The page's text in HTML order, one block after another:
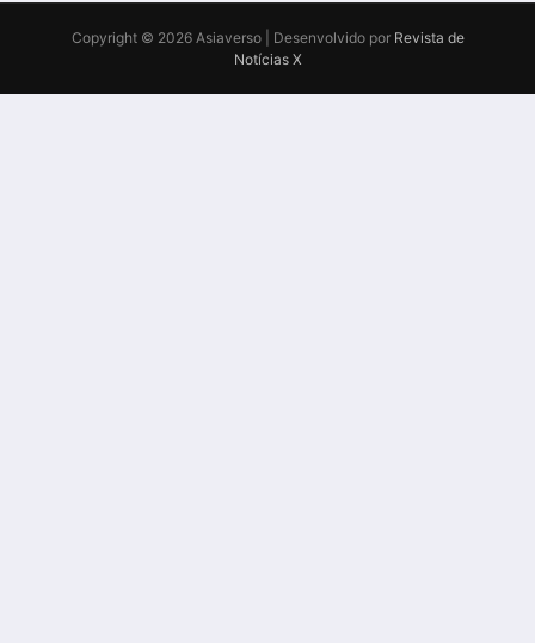
Copyright © 2026 Asiaverso | Desenvolvido por Revista de
Notícias X